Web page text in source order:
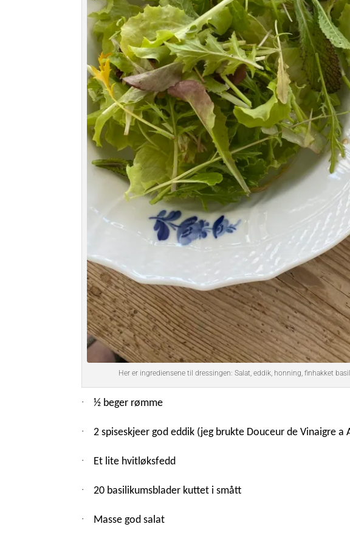
Her er ingrediensene til dressingen: Salat, eddik, honning, finhakket
· ½ beger rømme
· 2 spiseskjeer god eddik (jeg brukte Douceur de Vinaigre
· Et lite hvitløksfedd
· 20 basilikumsblader kuttet i smått
· Masse god salat